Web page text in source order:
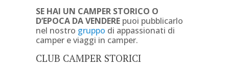
SE HAI UN CAMPER STORICO O
D’EPOCA DA VENDEREpuoi pubblicarlo
nel nostro gruppo di appassionati di
camper e viaggi in camper.
CLUB CAMPER STORICI